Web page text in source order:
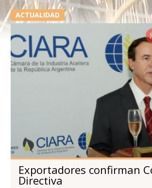
ACTUALIDAD
Exportadores confirman
Directiva